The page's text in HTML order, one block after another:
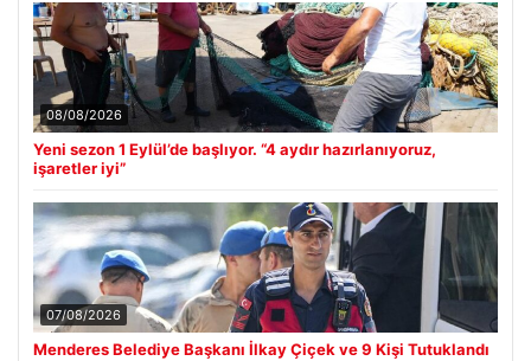
08/08/2026
Yeni sezon 1 Eylül’de başlıyor. “4 aydır hazırlanıyoruz,
işaretler iyi”
07/08/2026
Menderes Belediye Başkanı İlkay Çiçek ve 9 Kişi Tutuklandı